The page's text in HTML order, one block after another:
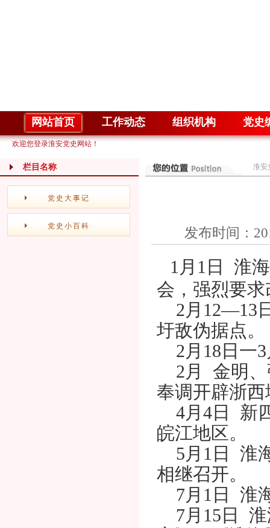
网站首页 工作动态 组织机构 党史
欢迎您登录淮安党史网站！
栏目名称
党史大事记
党史小百科
淮安
发布时间：
1月1日 淮
会，强烈要
2月12—13
圩敌伪据点。
2月18日一3
2月 金明、
奉调开辟浙
4月4日 新
皖江地区。
5月1日 淮
相继召开。
7月1日 淮
7月15日 淮